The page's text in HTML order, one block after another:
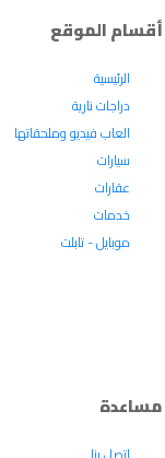
أقسام الموقع
الرئيسية
دراجات نارية
العاب فيديو وملحقاتها
سيارات
عقارات
خدمات
موبايل - تابلت
مساعدة